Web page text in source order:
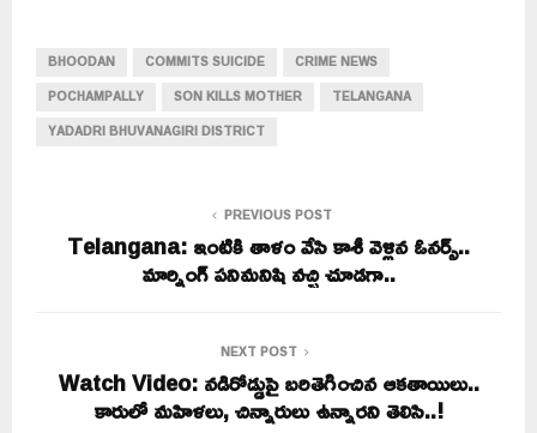
BHOODAN COMMITS SUICIDE
CRIME NEWS
POCHAMPALLY
SON KILLS MOTHER
TELANGANA
YADADRI BHUVANAGIRI DISTRICT
PREVIOUS POST
Telangana: ఇంటికి తాళం వేసి కాశీ వెళ్లిన ఓనర్స్..
మార్నింగ్ పనిమనిషి వచ్చి చూడగా..
NEXT POST
Watch Video: నడిరోడ్డుపై బరితెగించిన ఆకతాయిలు..
కారులో మహిళలు, చిన్నారులు ఉన్నారని తెలిసి..!